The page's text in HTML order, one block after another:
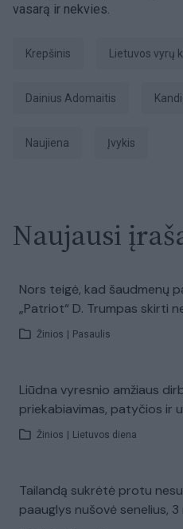
vasarą ir nekvies.
Krepšinis Lietuvos vyrų
Dainius Adomaitis
naujiena įvykis
Naujausi
Nors teigė, kad šaudmenų
„Patriot“ D. Trumpas skirti
Žinios Pasaulis
Liūdna vyresnio amžiaus
priekabiavimas, patyčios ir
Žinios Lietuvos diena
Tailandą sukrėtė protu
paauglys nušovė senelius,